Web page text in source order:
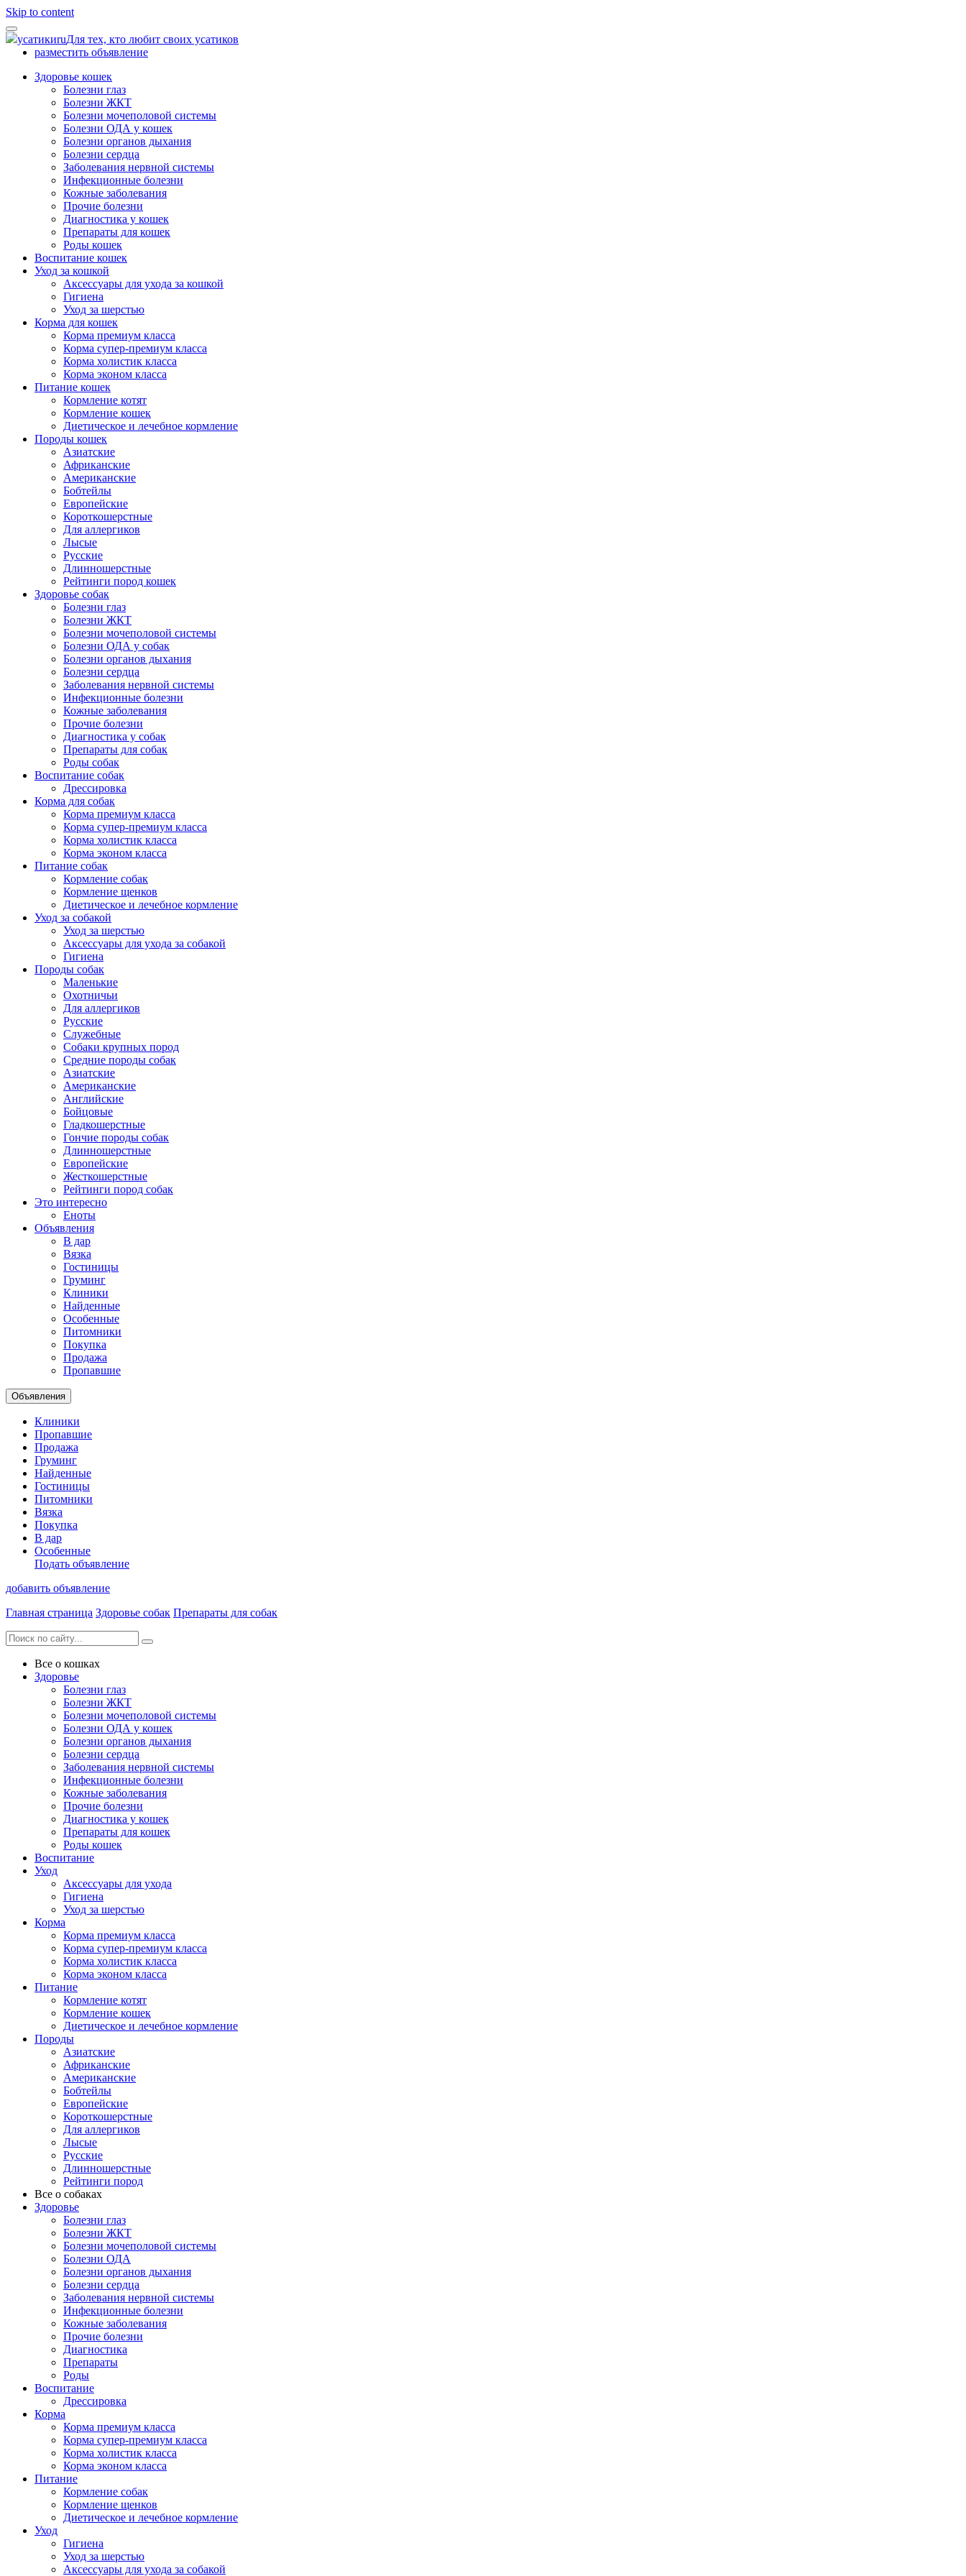
Skip to content
усатикиruДля тех, кто любит своих усатиков
разместить объявление
Здоровье кошек
Болезни глаз
Болезни ЖКТ
Болезни мочеполовой системы
Болезни ОДА у кошек
Болезни органов дыхания
Болезни сердца
Заболевания нервной системы
Инфекционные болезни
Кожные заболевания
Прочие болезни
Диагностика у кошек
Препараты для кошек
Роды кошек
Воспитание кошек
Уход за кошкой
Аксессуары для ухода за кошкой
Гигиена
Уход за шерстью
Корма для кошек
Корма премиум класса
Корма супер-премиум класса
Корма холистик класса
Корма эконом класса
Питание кошек
Кормление котят
Кормление кошек
Диетическое и лечебное кормление
Породы кошек
Азиатские
Африканские
Американские
Бобтейлы
Европейские
Короткошерстные
Для аллергиков
Лысые
Русские
Длинношерстные
Рейтинги пород кошек
Здоровье собак
Болезни глаз
Болезни ЖКТ
Болезни мочеполовой системы
Болезни ОДА у собак
Болезни органов дыхания
Болезни сердца
Заболевания нервной системы
Инфекционные болезни
Кожные заболевания
Прочие болезни
Диагностика у собак
Препараты для собак
Роды собак
Воспитание собак
Дрессировка
Корма для собак
Корма премиум класса
Корма супер-премиум класса
Корма холистик класса
Корма эконом класса
Питание собак
Кормление собак
Кормление щенков
Диетическое и лечебное кормление
Уход за собакой
Уход за шерстью
Аксессуары для ухода за собакой
Гигиена
Породы собак
Маленькие
Охотничьи
Для аллергиков
Русские
Служебные
Собаки крупных пород
Средние породы собак
Азиатские
Американские
Английские
Бойцовые
Гладкошерстные
Гончие породы собак
Длинношерстные
Европейские
Жесткошерстные
Рейтинги пород собак
Это интересно
Еноты
Объявления
В дар
Вязка
Гостиницы
Груминг
Клиники
Найденные
Особенные
Питомники
Покупка
Продажа
Пропавшие
Объявления
Клиники
Пропавшие
Продажа
Груминг
Найденные
Гостиницы
Питомники
Вязка
Покупка
В дар
Особенные
Подать объявление
добавить объявление
Главная страница Здоровье собак Препараты для собак
Все о кошках
Здоровье
Болезни глаз
Болезни ЖКТ
Болезни мочеполовой системы
Болезни ОДА у кошек
Болезни органов дыхания
Болезни сердца
Заболевания нервной системы
Инфекционные болезни
Кожные заболевания
Прочие болезни
Диагностика у кошек
Препараты для кошек
Роды кошек
Воспитание
Уход
Аксессуары для ухода
Гигиена
Уход за шерстью
Корма
Корма премиум класса
Корма супер-премиум класса
Корма холистик класса
Корма эконом класса
Питание
Кормление котят
Кормление кошек
Диетическое и лечебное кормление
Породы
Азиатские
Африканские
Американские
Бобтейлы
Европейские
Короткошерстные
Для аллергиков
Лысые
Русские
Длинношерстные
Рейтинги пород
Все о собаках
Здоровье
Болезни глаз
Болезни ЖКТ
Болезни мочеполовой системы
Болезни ОДА
Болезни органов дыхания
Болезни сердца
Заболевания нервной системы
Инфекционные болезни
Кожные заболевания
Прочие болезни
Диагностика
Препараты
Роды
Воспитание
Дрессировка
Корма
Корма премиум класса
Корма супер-премиум класса
Корма холистик класса
Корма эконом класса
Питание
Кормление собак
Кормление щенков
Диетическое и лечебное кормление
Уход
Гигиена
Уход за шерстью
Аксессуары для ухода за собакой